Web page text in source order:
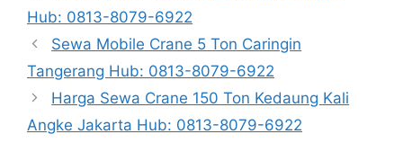
Hub: 0813-8079-6922
Sewa Mobile Crane 5 Ton Caringin
Tangerang Hub: 0813-8079-6922
Harga Sewa Crane 150 Ton Kedaung Kali
Angke Jakarta Hub: 0813-8079-6922